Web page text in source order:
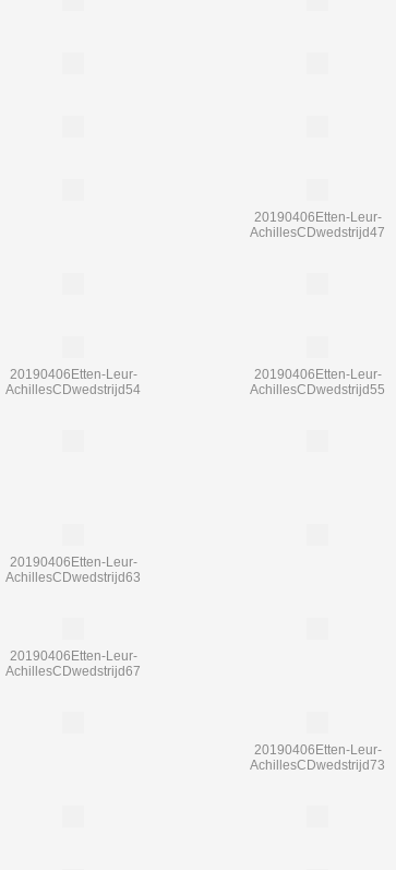
20190406Etten-Leur-
AchillesCDwedstrijd47
20190406Etten-Leur-
AchillesCDwedstrijd54
20190406Etten-Leur-
AchillesCDwedstrijd55
20190406Etten-Leur-
AchillesCDwedstrijd63
20190406Etten-Leur-
AchillesCDwedstrijd67
20190406Etten-Leur-
AchillesCDwedstrijd73